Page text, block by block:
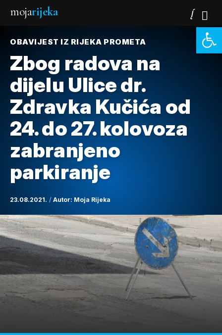
mojarijeka
OBAVIJEST IZ RIJEKA PROMETA
Zbog radova na
dijelu Ulice dr.
Zdravka Kučića od
24. do 27. kolovoza
zabranjeno
parkiranje
23.08.2021. Autor: Moja Rijeka